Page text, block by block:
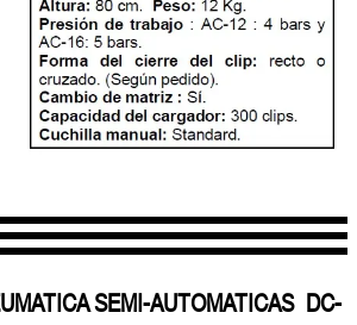
SEMI-AUTOMATICAS DC-